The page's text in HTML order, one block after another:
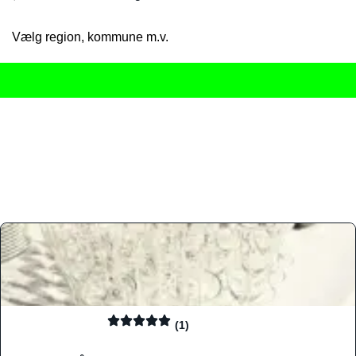
Vælg region, kommune m.v.
(1)